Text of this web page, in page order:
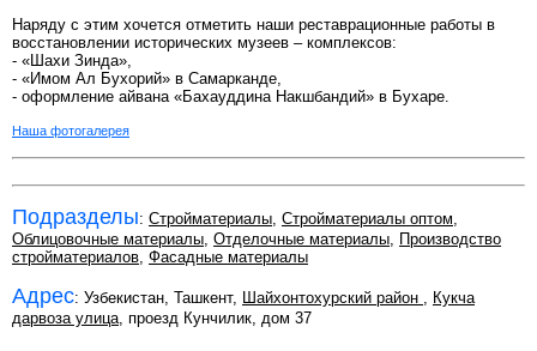
Наряду с этим хочется отметить наши реставрационные работы в
восстановлении исторических музеев – комплексов:
- «Шахи Зинда»,
- «Имом Ал Бухорий» в Самарканде,
- оформление айвана «Бахауддина Накшбандий» в Бухаре.
Наша фотогалерея
Подразделы: Стройматериалы, Стройматериалы оптом,
Облицовочные материалы, Отделочные материалы, Производство
стройматериалов, Фасадные материалы
Адрес: Узбекистан, Ташкент, Шайхонтохурский район , Кукча
дарвоза улица, проезд Кунчилик, дом 37